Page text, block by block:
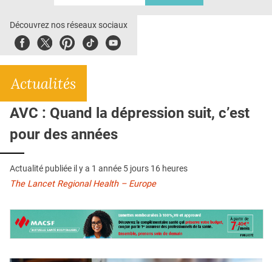
E-REVUE SAD
L'APP
QUI SOMMES-NOUS ?
PUBLICITÉ
CONDITIONS GÉNÉRALES
CONTACT
Découvrez nos réseaux sociaux
FacebookTwitterPinterest
TiktokYoubute
Actualités
AVC : Quand la dépression suit, c’est
pour des années
Actualité publiée il y a 1 année 5 jours 16 heures
The Lancet Regional Health – Europe